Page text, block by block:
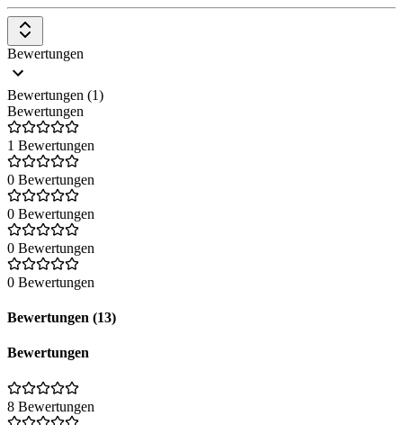
Bewertungen
Bewertungen (1)
Bewertungen
1 Bewertungen
0 Bewertungen
0 Bewertungen
0 Bewertungen
0 Bewertungen
Bewertungen (13)
Bewertungen
8 Bewertungen